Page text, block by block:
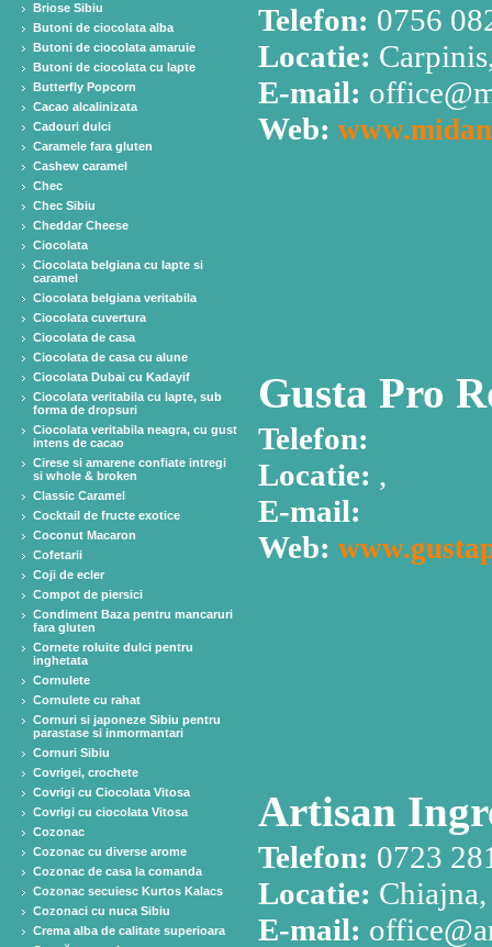
Briose Sibiu
Butoni de ciocolata alba
Butoni de ciocolata amaruie
Butoni de ciocolata cu lapte
Butterfly Popcorn
Cacao alcalinizata
Cadouri dulci
Caramele fara gluten
Cashew caramel
Chec
Chec Sibiu
Cheddar Cheese
Ciocolata
Ciocolata belgiana cu lapte si
caramel
Ciocolata belgiana veritabila
Ciocolata cuvertura
Ciocolata de casa
Ciocolata de casa cu alune
Ciocolata Dubai cu Kadayif
Ciocolata veritabila cu lapte, sub
forma de dropsuri
Ciocolata veritabila neagra, cu gust
intens de cacao
Cirese si amarene confiate intregi
si whole & broken
Classic Caramel
Cocktail de fructe exotice
Coconut Macaron
Cofetarii
Coji de ecler
Compot de piersici
Condiment Baza pentru mancaruri
fara gluten
Cornete roluite dulci pentru
inghetata
Cornulete
Cornulete cu rahat
Cornuri si japoneze Sibiu pentru
parastase si inmormantari
Cornuri Sibiu
Covrigei, crochete
Covrigi cu Ciocolata Vitosa
Covrigi cu ciocolata Vitosa
Cozonac
Cozonac cu diverse arome
Cozonac de casa la comanda
Cozonac secuiesc Kurtos Kalacs
Cozonaci cu nuca Sibiu
Crema alba de calitate superioara
Telefon: 0756
Locatie:
E-mail:
Web:
Gusta Pro
Telefon:
Locatie: ,
E-mail:
Web:
Artisan
Telefon: 0723
Locatie:
E-mail: